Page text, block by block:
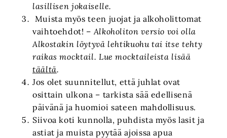
lasillisen jokaiselle.
Muista myös teen juojat ja alkoholittomat
vaihtoehdot! – Alkoholiton versio voi olla
Alkostakin löytyvä lehtikuohu tai itse tehty
raikas mocktail. Lue mocktaileista lisää
täältä.
Jos olet suunnitellut, että juhlat ovat
osittain ulkona – tarkista sää edellisenä
päivänä ja huomioi sateen mahdollisuus.
Siivoa koti kunnolla, puhdista myös lasit ja
astiat ja muista pyytää ajoissa apua